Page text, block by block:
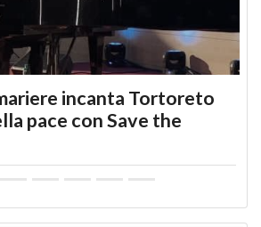
incanta Tortoreto
pace con Save the